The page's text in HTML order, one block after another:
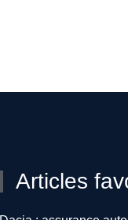
Articles